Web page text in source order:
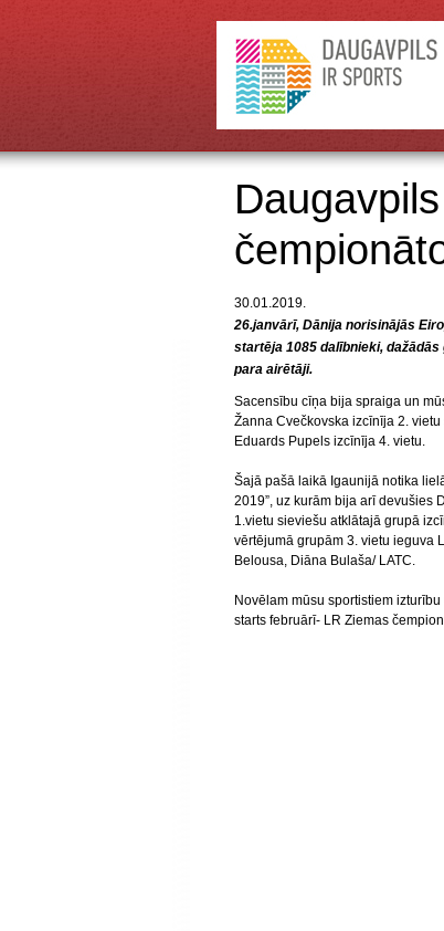
30.01.2019.
26.janvārī, Dānija norisinājās
startēja 1085 dalībnieki,
para airētāji.
Sacensību cīņa bija spraiga un
Žanna Cvečkovska izcīnīja 2.
Eduards Pupels izcīnīja 4. vietu.
Šajā pašā laikā Igaunijā notika
2019”, uz kurām bija arī devušies
1.vietu sieviešu atklātajā grupā
vērtējumā grupām 3. vietu ieguva
Belousa, Diāna Bulaša/ LATC.
Novēlam mūsu sportistiem
starts februārī- LR Ziemas